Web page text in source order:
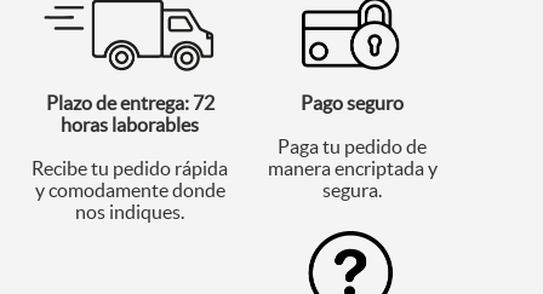
Plazo de entrega: 72
horas laborables
Recibe tu pedido rápida
y comodamente donde
nos indiques.
Pago seguro
Paga tu pedido de
manera encriptada y
segura.